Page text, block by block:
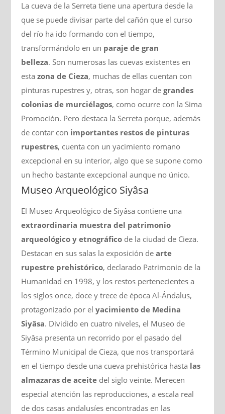
La cueva de la Serreta tiene una apertura desde la
que se puede divisar parte del cañón que el curso
del río ha ido formando con el tiempo,
transformándolo en un paraje de gran
belleza. Son numerosas las cuevas existentes en
estazona de Cieza, muchas de ellas cuentan con
pinturas rupestres y, otras, son hogar degrandes
colonias de murciélagos, como ocurre con la Sima
Promoción. Pero destaca la Serreta porque, además
de contar con importantes restos de pinturas
rupestres, cuenta con un yacimiento romano
excepcional en su interior, algo que se supone como
un hecho bastante excepcional aunque no único.
Museo Arqueológico Siyâsa
El Museo Arqueológico de Siyâsa contiene una
extraordinaria muestra del patrimonio
arqueológico y etnográfico de la ciudad de Cieza.
Destacan en sus salas la exposición dearte
rupestre prehistórico, declarado Patrimonio de la
Humanidad en 1998, y los restos pertenecientes a
los siglos once, doce y trece de época Al-Ándalus,
protagonizado por elyacimiento de Medina
Siyâsa. Dividido en cuatro niveles, el Museo de
Siyâsa presenta un recorrido por el pasado del
Término Municipal de Cieza, que nos transportará
en el tiempo desde una cueva prehistórica hasta las
almazaras de aceite del siglo veinte. Merecen
especial atención las reproducciones, a escala real
de dos casas andalusíes encontradas en las